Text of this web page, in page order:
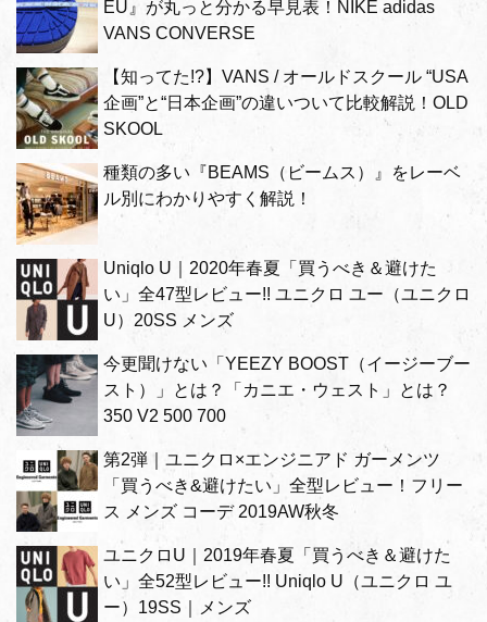
EU』が丸っと分かる早見表！NIKE adidas
VANS CONVERSE
【知ってた!?】VANS / オールドスクール “USA
企画”と“日本企画”の違いついて比較解説！OLD
SKOOL
種類の多い『BEAMS（ビームス）』をレーベ
ル別にわかりやすく解説！
Uniqlo U｜2020年春夏「買うべき＆避けた
い」全47型レビュー!! ユニクロ ユー（ユニクロ
U）20SS メンズ
今更聞けない「YEEZY BOOST（イージーブー
スト）」とは？「カニエ・ウェスト」とは？
350 V2 500 700
第2弾｜ユニクロ×エンジニアド ガーメンツ
「買うべき&避けたい」全型レビュー！フリー
ス メンズ コーデ 2019AW秋冬
ユニクロU｜2019年春夏「買うべき＆避けた
い」全52型レビュー!! Uniqlo U（ユニクロ ユ
ー）19SS｜メンズ